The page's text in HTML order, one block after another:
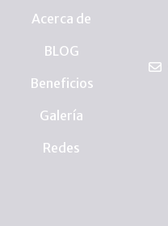
Acerca de
BLOG
Beneficios
Galería
Redes